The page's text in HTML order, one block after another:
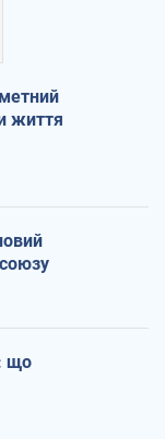
життя
що